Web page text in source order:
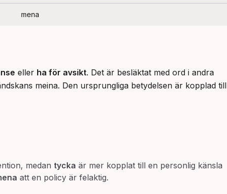
mena
eller ha för avsikt. Det är besläktat med ord i andra
meina. Den ursprungliga betydelsen är kopplad till
medan tycka är mer kopplat till en personlig känsla
att en policy är felaktig.